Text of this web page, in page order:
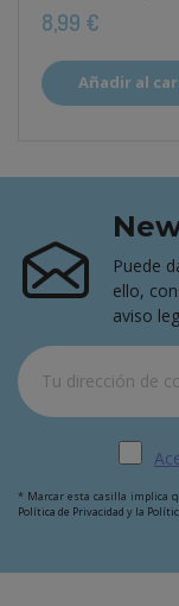
8,99 €
Añadir al
Puede
ello,
aviso
* Marcar esta casilla implica
Política de Privacidad y la